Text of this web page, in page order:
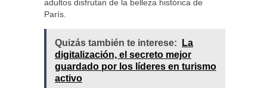
adultos disfrutan de la belleza histórica de
París.
Quizás también te interese:
La
digitalización, el secreto mejor
guardado por los líderes en turismo
activo